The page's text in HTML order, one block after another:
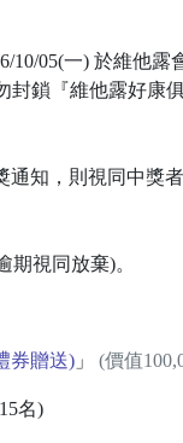
10/05(一) 於維他
鎖『維他露好康
知，則視同中獎
期視同放棄)。
券贈送)」 (價值
名)